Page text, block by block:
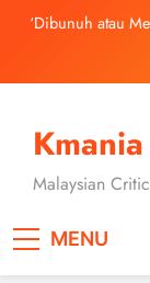
September Ini
‘Dibunuh atau
3 Sebab Untuk
Kini Distrim di
SEUNGKWAN
Duta Global
Buat
September Ini
Satukan Empat
3 Sebab Untuk
Kini Distrim di
Kmania
Malaysian
MENU